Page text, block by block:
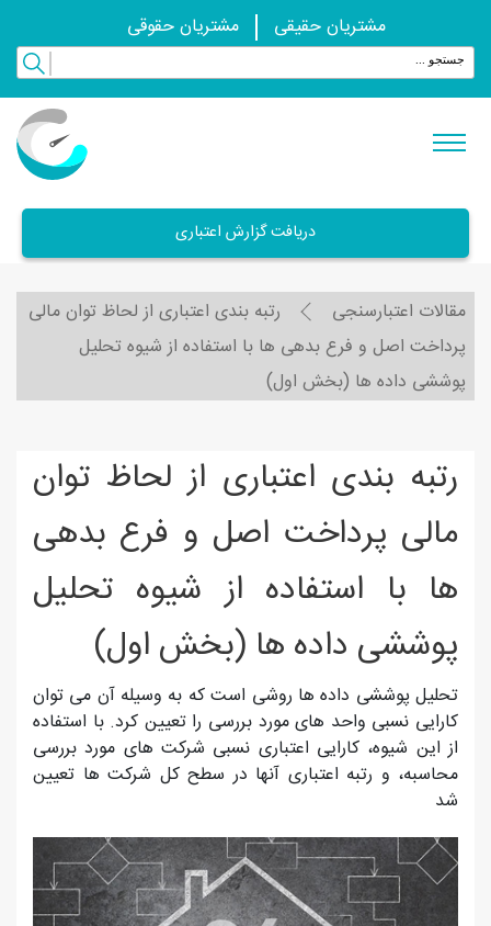
مشتریان حقیقی مشتریان حقوقی
دریافت گزارش اعتباری
مقالات اعتبارسنجی
رتبه بندی اعتباری از لحاظ توان مالی
پرداخت اصل و فرع بدهی ها با استفاده از شیوه تحلیل
پوششی داده ها (بخش اول)
رتبه بندی اعتباری از لحاظ توان
مالی پرداخت اصل و فرع بدهی
ها با استفاده از شیوه تحلیل
پوششی داده ها (بخش اول)
تحلیل پوششی داده ها روشی است كه به وسیله آن می توان
كارایی نسبی واحد های مورد بررسی را تعیین كرد. با استفاده
از این شیوه، كارایی اعتباری نسبی شركت های مورد بررسی
محاسبه، و رتبه اعتباری آنها در سطح كل شركت ها تعیین
شد